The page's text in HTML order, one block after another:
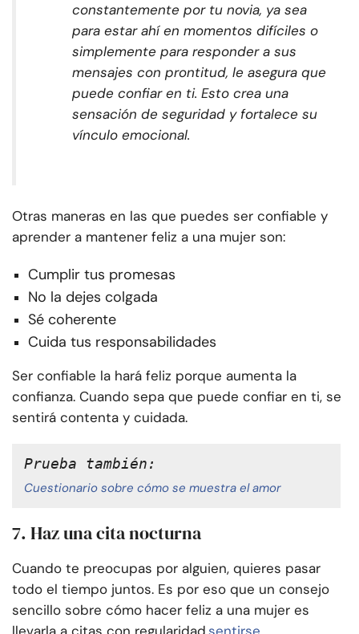
constantemente por tu novia, ya sea
para estar ahí en momentos difíciles o
simplemente para responder a sus
mensajes con prontitud, le asegura que
puede confiar en ti. Esto crea una
sensación de seguridad y fortalece su
vínculo emocional.
Otras maneras en las que puedes ser confiable y
aprender a mantener feliz a una mujer son:
Cumplir tus promesas
No la dejes colgada
Sé coherente
Cuida tus responsabilidades
Ser confiable la hará feliz porque aumenta la
confianza. Cuando sepa que puede confiar en ti, se
sentirá contenta y cuidada.
Prueba también:
Cuestionario sobre cómo se muestra el amor
7. Haz una cita nocturna
Cuando te preocupas por alguien, quieres pasar
todo el tiempo juntos. Es por eso que un consejo
sencillo sobre cómo hacer feliz a una mujer es